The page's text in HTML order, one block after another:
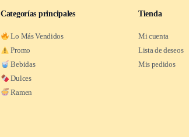
Categorías principales
Lo Más Vendidos
Promo
Bebidas
Dulces
Ramen
Tienda
Mi cuenta
Lista de deseos
Mis pedidos